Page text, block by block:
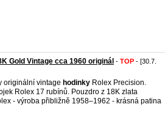
Gold Vintage cca 1960 originál - TOP - [30.7.
originální vintage hodinky Rolex Precision.
Rolex 17 rubínů. Pouzdro z 18K zlata
- výroba přibližně 1958–1962 - krásná patina